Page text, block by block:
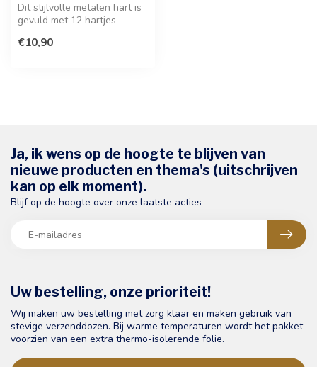
Dit stijlvolle metalen hart is
gevuld met 12 hartjes-
gebaar...
€10,90
Uw bestelling, onze prioriteit!
Wij maken uw bestelling met zorg klaar en maken gebruik van
stevige verzenddozen. Bij warme temperaturen wordt het pakket
voorzien van een extra thermo-isolerende folie.
Ja, ik wens op de hoogte te blijven van
nieuwe producten en thema's (uitschrijven
kan op elk moment).
Blijf op de hoogte over onze laatste acties